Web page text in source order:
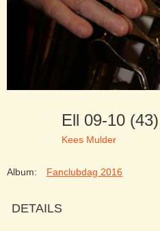
Ell 09-10 (43)
Kees Mulder
Album: Fanclubdag 2016
DETAILS